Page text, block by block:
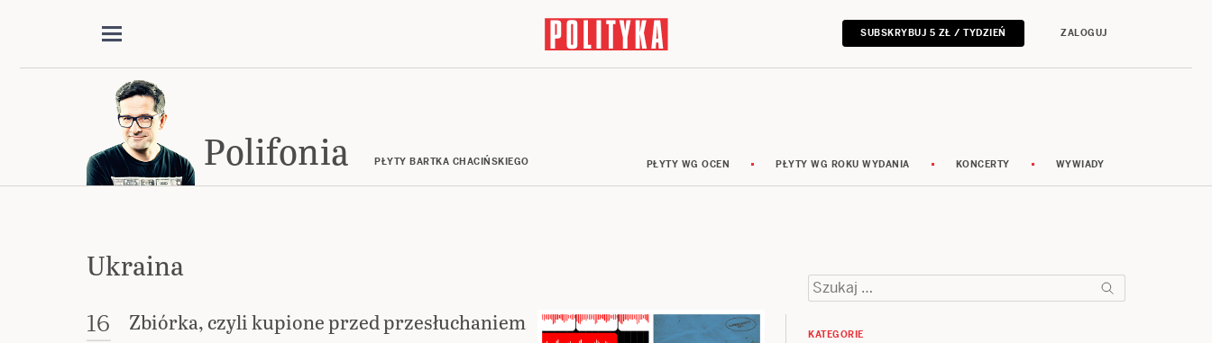
SUBSKRYBUJ 5 ZŁ / TYDZIEŃ ZALOGUJ
Polifonia PŁYTY BARTKA CHACIŃSKIEGO PŁYTY WG OCEN PŁYTY WG ROKU WYDANIA KONCERTY WYWIADY
Ukraina
16 Zbiórka, czyli kupione przed przesłuchaniem
Szukaj:
KATEGORIE